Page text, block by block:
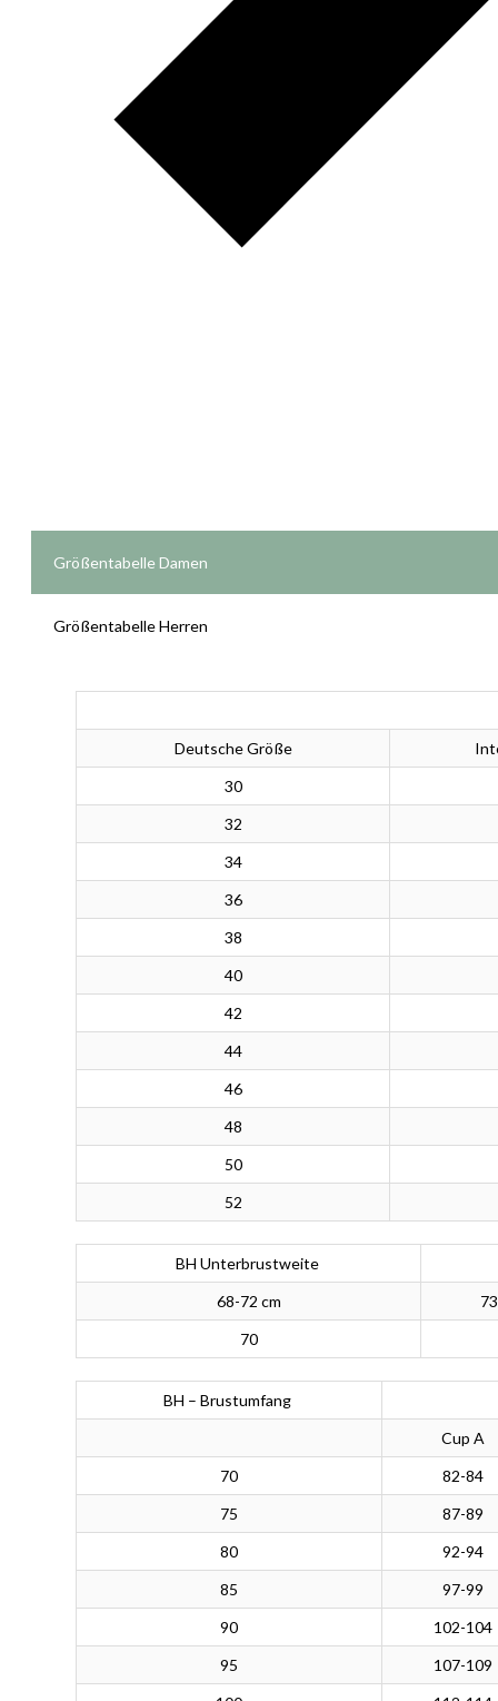
Größentabelle Damen
Größentabelle Herren
Deutsche Größe
30
32
34
36
38
40
42
44
46
48
50
52
BH Unterbrustweite
68-72 cm
70
BH – Brustumfang
Cup A
70
82-84
75
87-89
80
92-94
85
97-99
90
102-104
95
107-109